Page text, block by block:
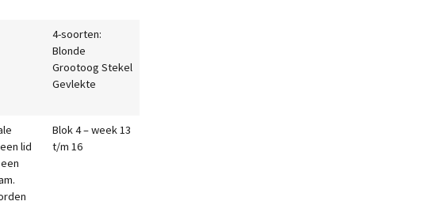
4-soorten:
Blonde
Grootoog Stekel
Gevlekte
lid
Blok 4 – week 13
t/m 16